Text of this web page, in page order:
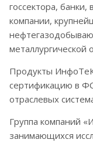
госсектора,
компании,
металлургической
Продукты
сертификацию в
отраслевых
Группа компаний
занимающихся